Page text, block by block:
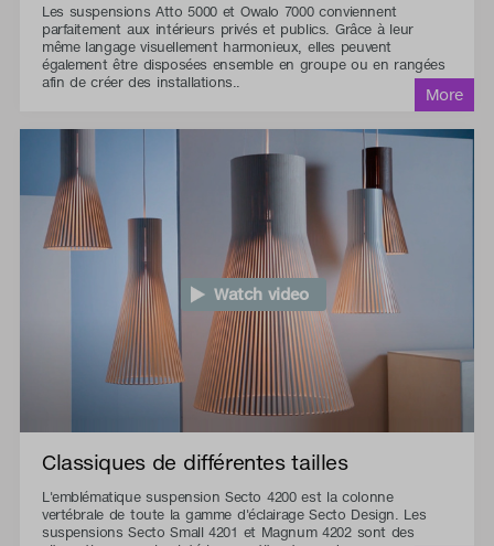
Les suspensions Atto 5000 et Owalo 7000 conviennent
parfaitement aux intérieurs privés et publics. Grâce à leur
même langage visuellement harmonieux, elles peuvent
également être disposées ensemble en groupe ou en rangées
afin de créer des installations..
Watch video
Classiques de différentes tailles
L'emblématique suspension Secto 4200 est la colonne
vertébrale de toute la gamme d'éclairage Secto Design. Les
suspensions Secto Small 4201 et Magnum 4202 sont des